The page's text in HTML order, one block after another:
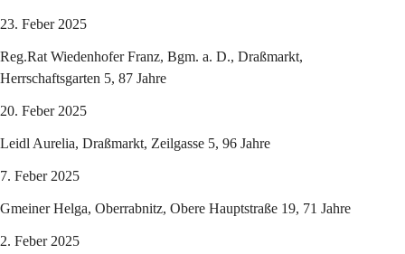
23. Feber 2025
Reg.Rat Wiedenhofer Franz, Bgm. a. D., Draßmarkt,
Herrschaftsgarten 5, 87 Jahre
20. Feber 2025
Leidl Aurelia, Draßmarkt, Zeilgasse 5, 96 Jahre
7. Feber 2025
Gmeiner Helga, Oberrabnitz, Obere Hauptstraße 19, 71 Jahre
2. Feber 2025